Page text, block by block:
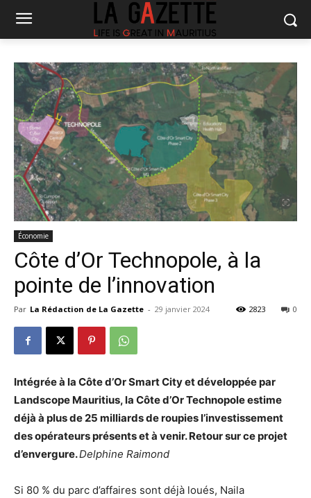
Économie
Côte d’Or Technopole, à la
pointe de l’innovation
Par La Rédaction de La Gazette - 29 janvier 2024 0
2823
Intégrée à la Côte d’Or Smart City et développée par
Landscope Mauritius, la Côte d’Or Technopole estime
déjà à plus de 25 milliards de roupies l’investissement
des opérateurs présents et à venir. Retour sur ce projet
d’envergure.Delphine Raimond
Si 80 % du parc d’affaires sont déjà loués, Naila